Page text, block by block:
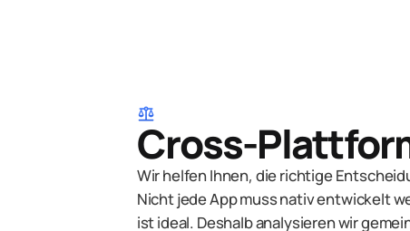
balance
Cross-
Wir helfen Ihnen, die richtige
Nicht jede App muss nativ entwickelt
ist ideal. Deshalb analysieren wir